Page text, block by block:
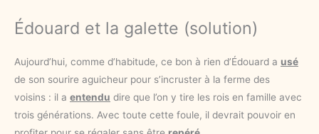
Édouard et la galette (solution)
Aujourd’hui, comme d’habitude, ce bon à rien d’Édouard a usé
de son sourire aguicheur pour s’incruster à la ferme des
voisins : il a entendu dire que l’on y tire les rois en famille avec
trois générations. Avec toute cette foule, il devrait pouvoir en